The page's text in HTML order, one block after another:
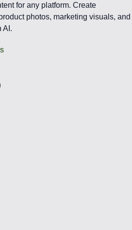
for any platform. Create
photos, marketing visuals, and
AI.